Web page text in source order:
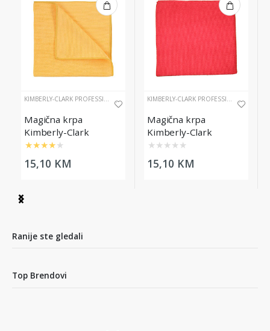
KIMBERLY-CLARK PROFESSIONAL
Magična krpa
Kimberly-Clark
Professional WypAll®,
žuta
★★★★★
15,10 KM
KIMBERLY-CLARK PROFESSIONAL
Magična krpa
Kimberly-Clark
Professional WypAll®,
crvena
★ ★ ★ ★ ★
15,10 KM
Item
4
Ranije ste gledali
Top Brendovi